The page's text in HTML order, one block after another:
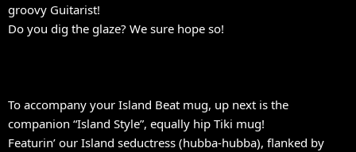
groovy Guitarist!
Do you dig the glaze? We sure hope so!
To accompany your Island Beat mug, up next is the
companion “Island Style”, equally hip Tiki mug!
Featurin’ our Island seductress (hubba-hubba), flanked by